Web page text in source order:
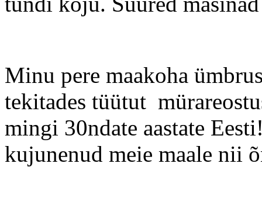
Minu pere maakoha
tekitades tüütut
mingi 30ndate aastate
kujunenud meie maale nii